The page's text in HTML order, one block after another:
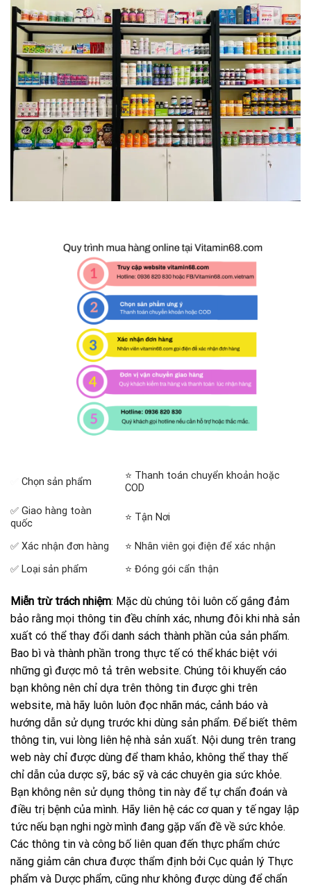
Chọn sản phẩm
⭐ Thanh toán chuyển khoản hoặc
COD
✅ Giao hàng toàn
quốc
⭐ Tận Nơi
✅ Xác nhận đơn hàng
⭐ Nhân viên gọi điện để xác nhận
✅ Loại sản phẩm
⭐ Đóng gói cẩn thận
Miễn trừ trách nhiệm: Mặc dù chúng tôi luôn cố gắng đảm
bảo rằng mọi thông tin đều chính xác, nhưng đôi khi nhà sản
xuất có thể thay đổi danh sách thành phần của sản phẩm.
Bao bì và thành phần trong thực tế có thể khác biệt với
những gì được mô tả trên website. Chúng tôi khuyến cáo
bạn không nên chỉ dựa trên thông tin được ghi trên
website, mà hãy luôn luôn đọc nhãn mác, cảnh báo và
hướng dẫn sử dụng trước khi dùng sản phẩm. Để biết thêm
thông tin, vui lòng liên hệ nhà sản xuất. Nội dung trên trang
web này chỉ được dùng để tham khảo, không thể thay thế
chỉ dẫn của dược sỹ, bác sỹ và các chuyên gia sức khỏe.
Bạn không nên sử dụng thông tin này để tự chẩn đoán và
điều trị bệnh của mình. Hãy liên hệ các cơ quan y tế ngay lập
tức nếu bạn nghi ngờ mình đang gặp vấn đề về sức khỏe.
Các thông tin và công bố liên quan đến thực phẩm chức
năng giảm cân chưa được thẩm định bởi Cục quản lý Thực
phẩm và Dược phẩm, cũng như không được dùng để chẩn